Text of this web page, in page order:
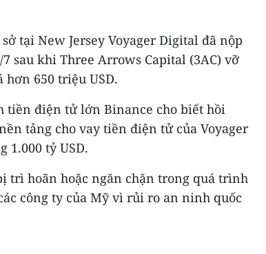
tại New Jersey Voyager Digital đã nộp
sau khi Three Arrows Capital (3AC) vỡ
650 triệu USD.
tiền điện tử lớn Binance cho biết hồi
tảng cho vay tiền điện tử của Voyager
1.000 tỷ USD.
trì hoãn hoặc ngăn chặn trong quá trình
công ty của Mỹ vì rủi ro an ninh quốc